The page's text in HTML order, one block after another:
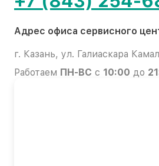
Адрес офиса сервисного
г. Казань, ул. Галиаскара
Работаем ПН-ВС с 10:00 до